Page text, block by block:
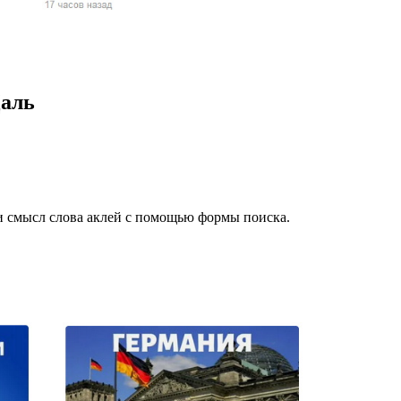
женщин и
страны),
смысл слова аклей с помощью формы поиска.